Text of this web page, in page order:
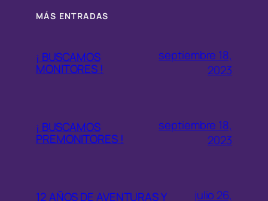
MÁS ENTRADAS
¡ BUSCAMOS
MONITORES !
septiembre 18,
2023
¡ BUSCAMOS
PREMONITORES !
septiembre 18,
2023
12 AÑOS DE AVENTURAS Y
julio 26,